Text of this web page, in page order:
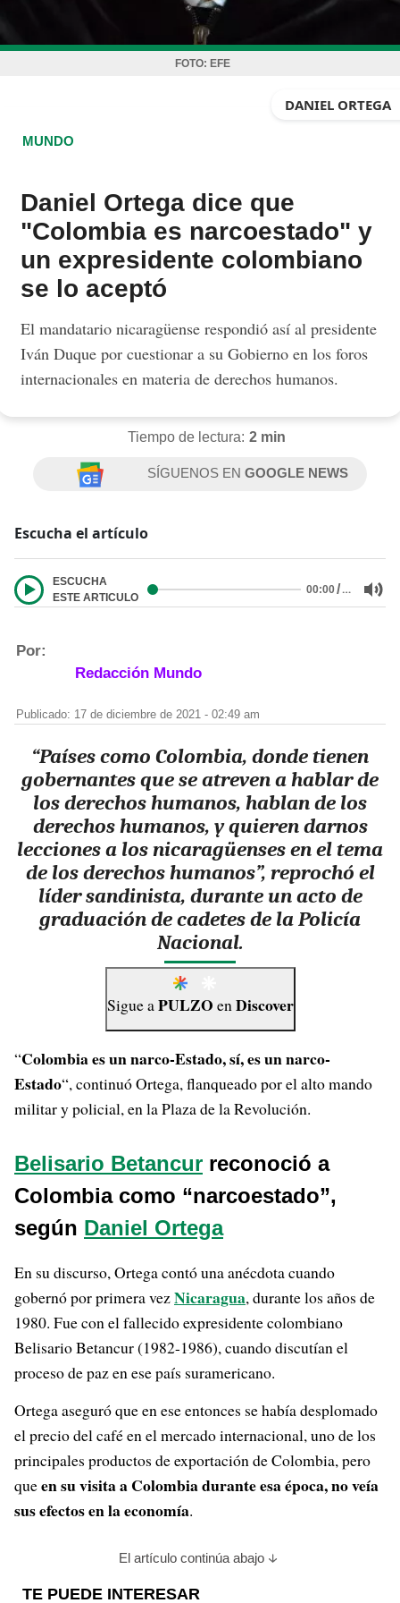
FOTO: EFE
DANIEL ORTEGA
MUNDO
Daniel Ortega dice que
"Colombia es narcoestado" y
un expresidente colombiano
se lo aceptó
El mandatario nicaragüense respondió así al presidente
Iván Duque por cuestionar a su Gobierno en los foros
internacionales en materia de derechos humanos.
Tiempo de lectura: 2 min
SÍGUENOS ENGOOGLE NEWS
Escucha el artículo
ESCUCHA
ESTE ARTICULO
00:00/…
Por:
Redacción Mundo
Publicado: 17 de diciembre de 2021 - 02:49 am
“Países como Colombia, donde tienen
gobernantes que se atreven a hablar de
los derechos humanos, hablan de los
derechos humanos, y quieren darnos
lecciones a los nicaragüenses en el tema
de los derechos humanos”, reprochó el
líder sandinista, durante un acto de
graduación de cadetes de la Policía
Nacional.
Sigue aPULZO enDiscover
“Colombia es un narco-Estado, sí, es un narco-
Estado“, continuó Ortega, flanqueado por el alto mando
militar y policial, en la Plaza de la Revolución.
Belisario Betancur reconoció a
Colombia como “narcoestado”,
según Daniel Ortega
En su discurso, Ortega contó una anécdota cuando
gobernó por primera vezNicaragua, durante los años de
1980. Fue con el fallecido expresidente colombiano
Belisario Betancur (1982-1986), cuando discutían el
proceso de paz en ese país suramericano.
Ortega aseguró que en ese entonces se había desplomado
el precio del café en el mercado internacional, uno de los
principales productos de exportación de Colombia, pero
queen su visita a Colombia durante esa época, no veía
sus efectos en la economía.
El artículo continúa abajo
TE PUEDE INTERESAR